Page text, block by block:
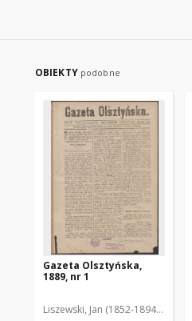
OBIEKTY podobne
Gazeta Olsztyńska,
1889, nr 1
Liszewski, Jan (1852-1894). Red.